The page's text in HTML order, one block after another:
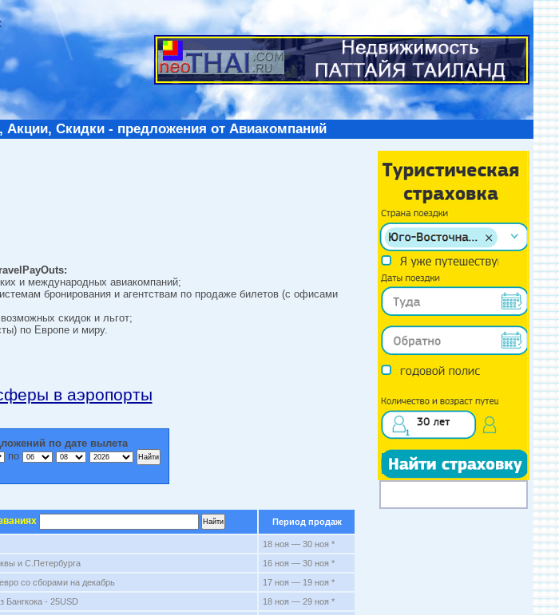
Скидки - предложения от Авиакомпаний
и международных авиакомпаний;
бронирования и агентствам по продаже билетов (с офисами
скидок и льгот;
по Европе и миру.
в аэропорты
по дате вылета
по
Период продаж
18 ноя — 30 ноя *
и С.Петербурга
16 ноя — 30 ноя *
со сборами на декабрь
17 ноя — 19 ноя *
Бангкока - 25USD
18 ноя — 29 ноя *